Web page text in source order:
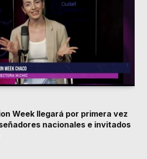
Week llegará por primera vez
nacionales e invitados